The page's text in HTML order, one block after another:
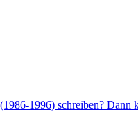
1996) schreiben? Dann